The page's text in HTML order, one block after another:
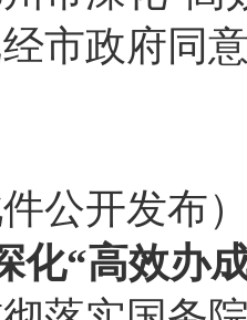
市政府同
开发布
化“高效办